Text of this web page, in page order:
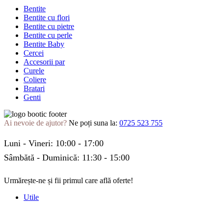
Bentite
Bentite cu flori
Bentite cu pietre
Bentite cu perle
Bentite Baby
Cercei
Accesorii par
Curele
Coliere
Bratari
Genti
Ai nevoie de ajutor? Ne poți suna la: 0725 523 755
Luni - Vineri: 10:00 - 17:00
Sâmbătă - Duminică: 11:30 - 15:00
Urmărește-ne și fii primul care află oferte!
Utile